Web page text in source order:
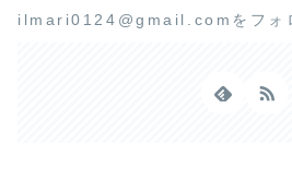
ilmari0124@gmail.comをフォ